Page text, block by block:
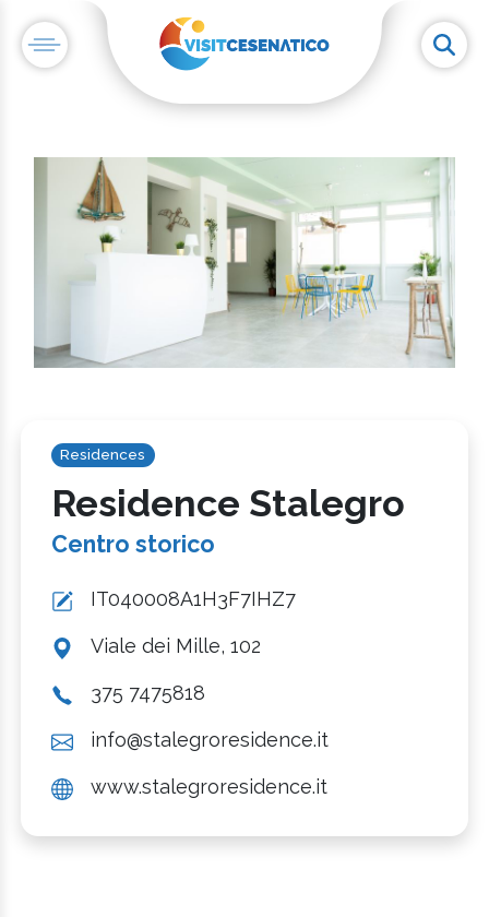
Residences
Residence Stalegro
Centro storico
IT040008A1H3F7IHZ7
Viale dei Mille, 102
375 7475818
info@stalegroresidence.it
www.stalegroresidence.it